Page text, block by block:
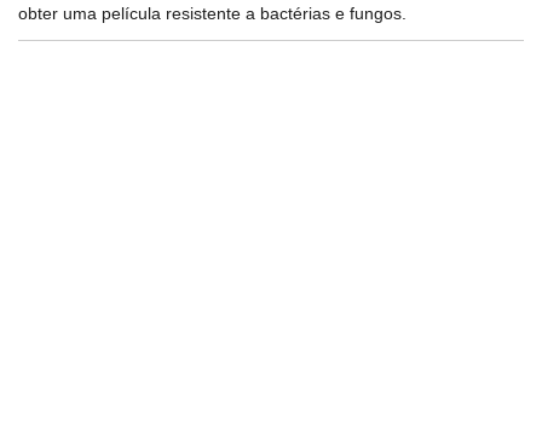
obter uma película resistente a bactérias e fungos.